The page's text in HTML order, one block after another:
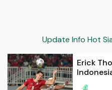
Update Info Hot
Erick